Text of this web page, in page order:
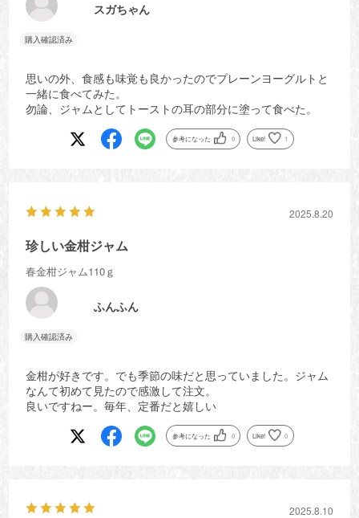
スガちゃん
思いの外、食感も味覚も良かったのでプレーンヨーグルトと
一緒に食べてみた。
勿論、ジャムとしてトーストの耳の部分に塗って食べた。
参考になった 0 Like! 1
2025.8.20
珍しい金柑ジャム
春金柑ジャム110ｇ
ふんふん
金柑が好きです。でも季節の味だと思っていました。ジャム
なんて初めて見たので感激して注文。
良いですねー。毎年、定番だと嬉しい
参考になった 0 Like! 0
2025.8.10